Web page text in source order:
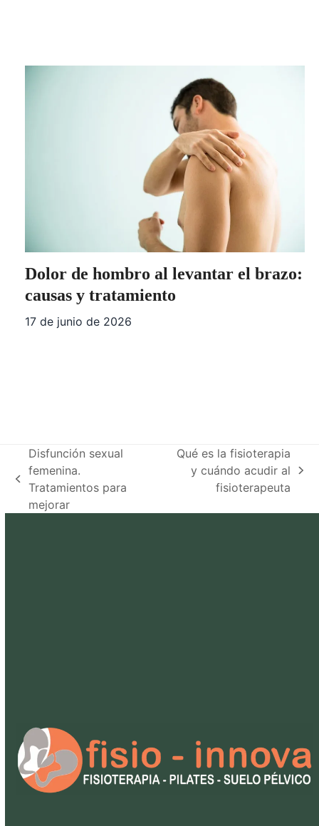
Dolor de hombro al levantar el brazo:
causas y tratamiento
17 de junio de 2026
previous
post:
Disfunción sexual
femenina.
Tratamientos para
mejorar
Qué es la fisioterapia
y cuándo acudir al
fisioterapeuta